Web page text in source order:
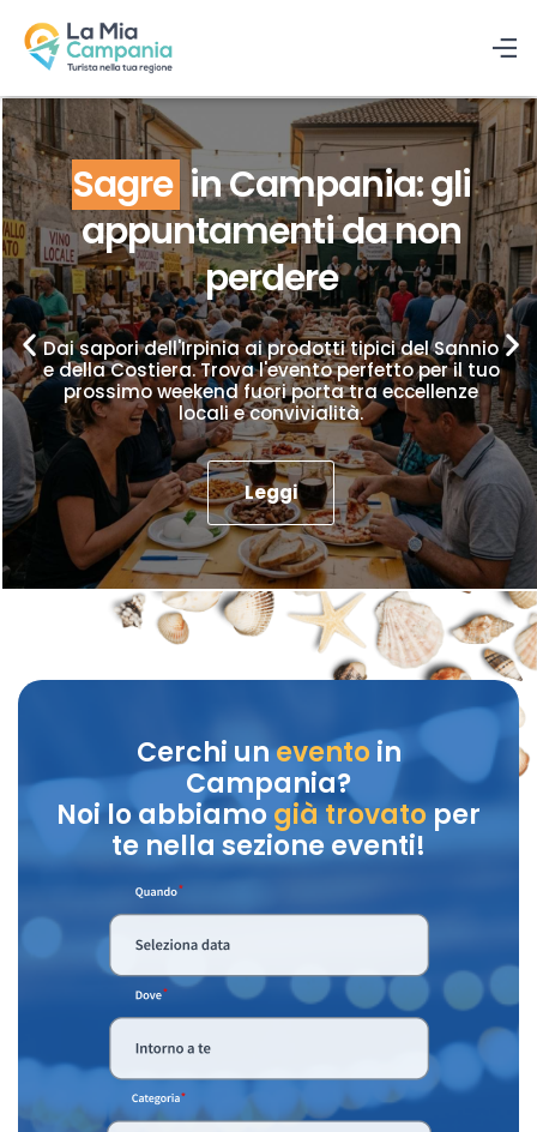
Sagre in Campania: gli
appuntamenti da non
perdere
Dai sapori dell'Irpinia ai prodotti tipici del Sannio
e della Costiera. Trova l'evento perfetto per il tuo
prossimo weekend fuori porta tra eccellenze
locali e convivialità.
Leggi
Cerchi unevento in
Campania?
Noi lo abbiamo già trovatoper
te nella sezione eventi!